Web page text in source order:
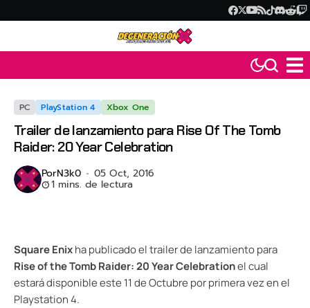
PC PlayStation 4 Xbox One
Trailer de lanzamiento para Rise Of The Tomb
Raider: 20 Year Celebration
PorN3k0 05 Oct, 2016
1 mins. de lectura
Square Enixha publicado el trailer de lanzamiento para
Rise of the Tomb Raider: 20 Year Celebrationel cual
estará disponible este 11 de Octubre por primera vez en el
Playstation 4.